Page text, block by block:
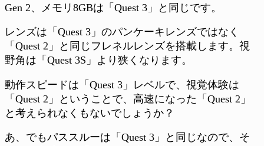
Gen 2、メモリ8GBは「Quest 3」と同じです。
レンズは「Quest 3」のパンケーキレンズではなく
「Quest 2」と同じフレネルレンズを搭載します。視
野角は「Quest 3S」より狭くなります。
動作スピードは「Quest 3」レベルで、視覚体験は
「Quest 2」ということで、高速になった「Quest 2」
と考えられなくもないでしょうか？
あ、でもパススルーは「Quest 3」と同じなので、そ